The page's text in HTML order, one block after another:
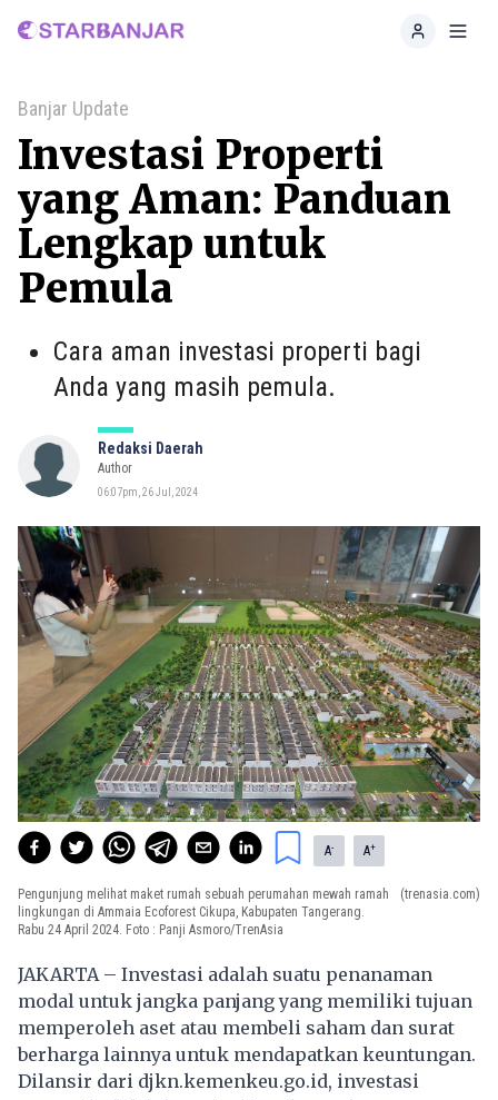
Home
Banjar Update
Investasi Properti
yang Aman: Panduan
Lengkap untuk
Pemula
Cara aman investasi properti bagi
Anda yang masih pemula.
Redaksi Daerah
Author
06:07pm, 26 Jul, 2024
A- A+
Pengunjung melihat maket rumah sebuah perumahan mewah ramah
lingkungan di Ammaia Ecoforest Cikupa, Kabupaten Tangerang.
Rabu 24 April 2024. Foto : Panji Asmoro/TrenAsia
(trenasia.com)
JAKARTA – Investasi adalah suatu penanaman
modal untuk jangka panjang yang memiliki tujuan
memperoleh aset atau membeli saham dan surat
berharga lainnya untuk mendapatkan keuntungan.
Dilansir dari djkn.kemenkeu.go.id, investasi